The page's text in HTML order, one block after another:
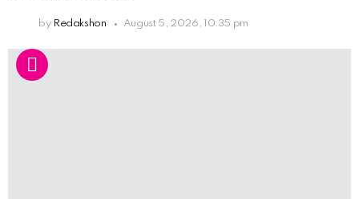
by Redakshon August 5, 2026, 10:35 pm